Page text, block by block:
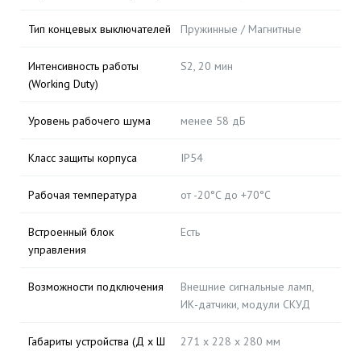
Тип концевых выключателей Пружинные / Магнитные
Интенсивность работы
(Working Duty)
S2, 20 мин
Уровень рабочего шума менее 58 дБ
Класс защиты корпуса IP54
Рабочая температура от -20°C до +70°C
Встроенный блок
управления
Есть
Возможности подключения
Внешние сигнальные ламп,
ИК-датчики, модули СКУД
Габариты устройства (Д х Ш
271 х 228 х 280 мм